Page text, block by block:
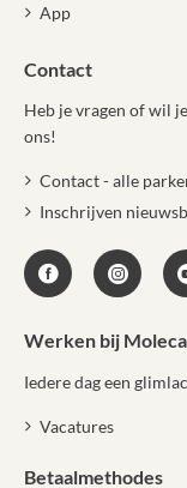
App
Contact
Heb je vragen of wil
ons!
Contact - alle
Inschrijven
Werken bij
Iedere dag een
Vacatures
Betaalmethodes